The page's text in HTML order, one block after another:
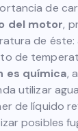
de
del motor,
de éste:
de
es química,
utilizar
de líquido
posibles